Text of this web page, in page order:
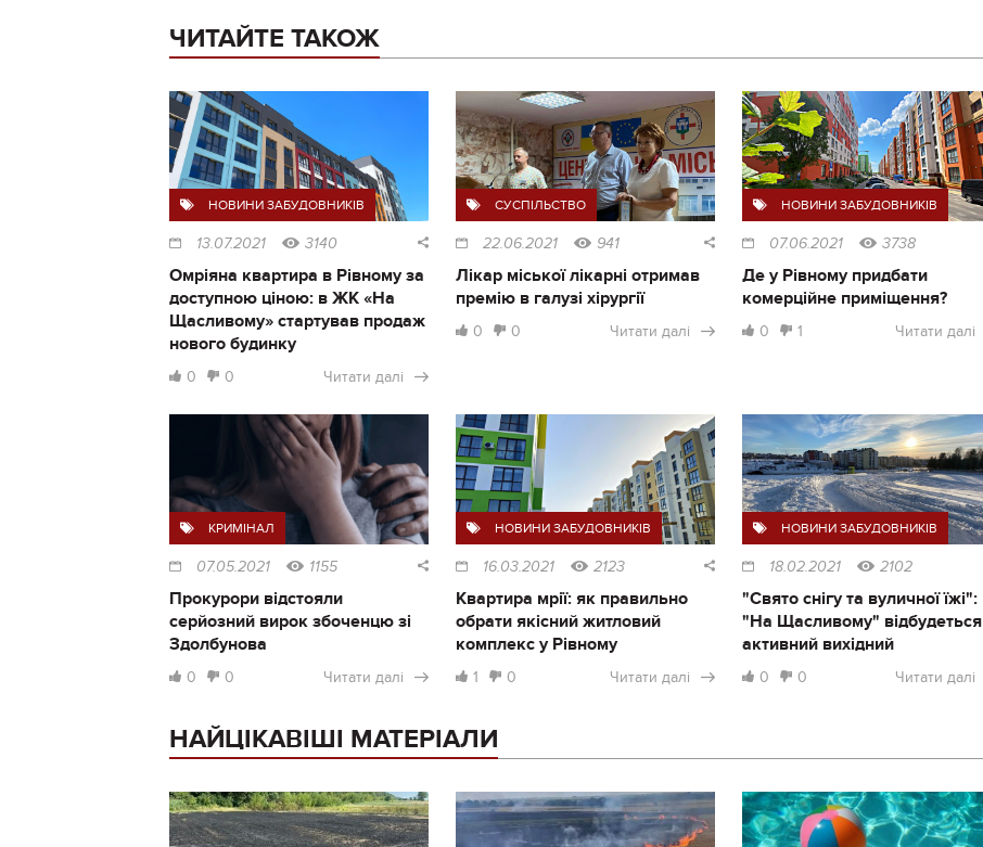
ЧИТАЙТЕ ТАКОЖ
НОВИНИ ЗАБУДОВНИКІВ
13.07.2021 3140
Омріяна квартира в Рівному за
доступною ціною: в ЖК «На
Щасливому» стартував продаж
нового будинку
0 0 Читати далі
СУСПІЛЬСТВО
22.06.2021 941
Лікар міської лікарні отримав
премію в галузі хірургії
0 0 Читати далі
НОВИНИ ЗАБУДОВНИКІВ
07.06.2021 3738
Де у Рівному придбати
комерційне приміщення?
0 1 Читати далі
КРИМІНАЛ
07.05.2021 1155
Прокурори відстояли
серйозний вирок збоченцю зі
Здолбунова
0 0 Читати далі
НОВИНИ ЗАБУДОВНИКІВ
16.03.2021 2123
Квартира мрії: як правильно
обрати якісний житловий
комплекс у Рівному
1 0 Читати далі
НОВИНИ ЗАБУДОВНИКІВ
18.02.2021 2102
"Свято снігу та вуличної їжі":
"На Щасливому" відбудеться
активний вихідний
0 0 Читати далі
НАЙЦІКАВІШІ МАТЕРІАЛИ